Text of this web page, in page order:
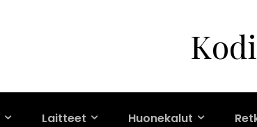
Laitteet Huonekalut